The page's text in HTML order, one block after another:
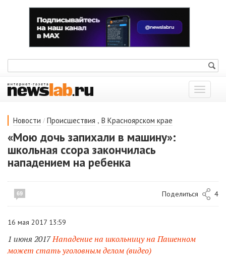
Показать
меню
Новости / Происшествия , В Красноярском крае
«Мою дочь запихали в машину»:
школьная ссора закончилась
нападением на ребенка
69 Поделиться 4
16 мая 2017 13:59
1 июня 2017Нападение на школьницу на Пашенном
может стать уголовным делом (видео)